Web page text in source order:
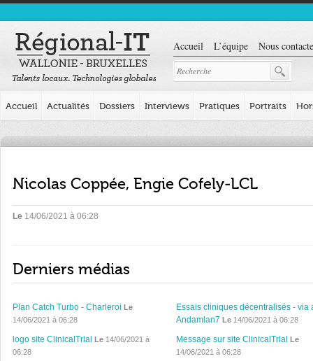
Accueil L’équipe Nous
Accueil Actualités Dossiers Interviews Pratiques Portraits
Nicolas Coppée, Engie Cofely-LCL
Le 14/06/2021 à 06:28
Derniers médias
Plan Catch Turbo - Charleroi Le
14/06/2021 à 06:28
Essais cliniques décentralisés - via
Andamlan7 Le14/06/2021 à 06:28
logo site ClinicalTrial Le 14/06/2021 à
06:28
Message sur site ClinicalTrial Le
14/06/2021 à 06:28